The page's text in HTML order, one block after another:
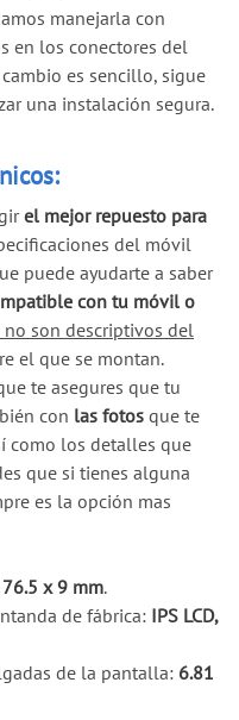
manejarla con
en los conectores del
es sencillo, sigue
una instalación segura.
el mejor repuesto para
del móvil
puede ayudarte a saber
con tu móvil o
no son descriptivos del
el que se montan.
te asegures que tu
con las fotos que te
como los detalles que
que si tienes alguna
es la opción mas
x 9 mm.
de fábrica: IPS LCD,
de la pantalla: 6.81